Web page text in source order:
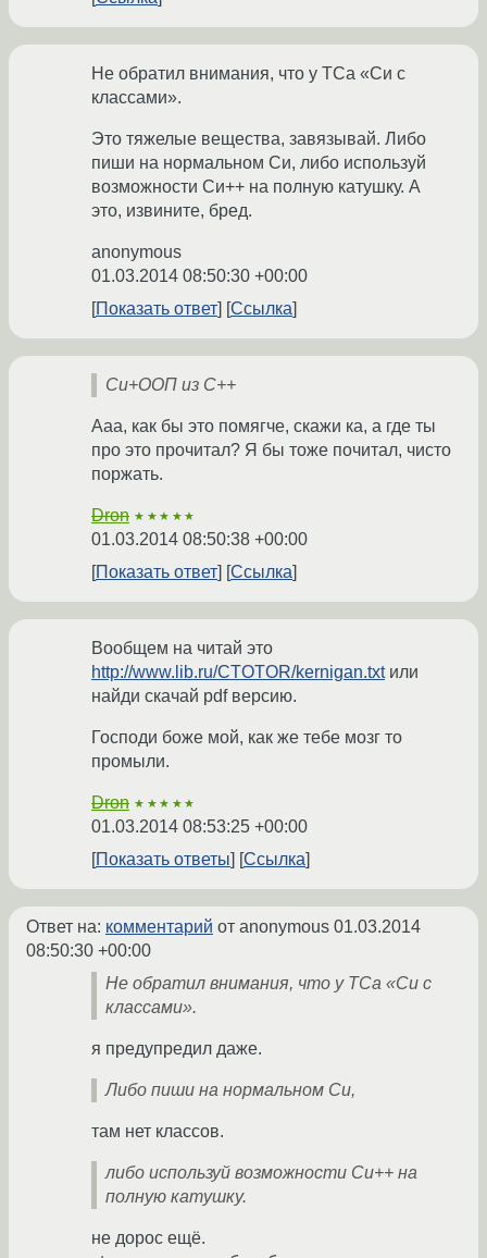
Не обратил внимания, что у ТСа «Си с
классами».
Это тяжелые вещества, завязывай. Либо
пиши на нормальном Си, либо используй
возможности Си++ на полную катушку. А
это, извините, бред.
anonymous
01.03.2014 08:50:30 +00:00
Показать ответ
Ссылка
Си+ООП из C++
Ааа, как бы это помягче, скажи ка, а где ты
про это прочитал? Я бы тоже почитал, чисто
поржать.
Dron ★★★★★
01.03.2014 08:50:38 +00:00
Показать ответ
Ссылка
Вообщем на читай это
http://www.lib.ru/CTOTOR/kernigan.txtили
найди скачай pdf версию.
Господи боже мой, как же тебе мозг то
промыли.
Dron ★★★★★
01.03.2014 08:53:25 +00:00
Показать ответы
Ссылка
Ответ на: комментарий от anonymous 01.03.2014
08:50:30 +00:00
Не обратил внимания, что у ТСа «Си с
классами».
я предупредил даже.
Либо пиши на нормальном Си,
там нет классов.
либо используй возможности Си++ на
полную катушку.
не дорос ещё.